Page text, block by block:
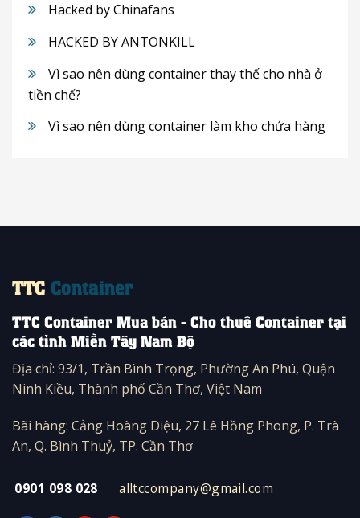
Hacked by Chinafans
HACKED BY ANTONKILL
Vì sao nên dùng container thay thế cho nhà ở
tiền chế?
Vì sao nên dùng container làm kho chứa hàng
TTC Container
TTC Container Mua bán - Cho thuê Container tại
các tỉnh Miền Tây Nam Bộ
Địa chỉ: 93/1, Trần Bình Trọng, Phường An Phú, Quận
Ninh Kiều, Thành phố Cần Thơ, Việt Nam
Bãi hàng: Cảng Hoàng Diệu, 27 Lê Hồng Phong, P. Trà
An, Q. Bình Thuỷ, TP. Cần Thơ
0901 098 028 alltccompany@gmail.com